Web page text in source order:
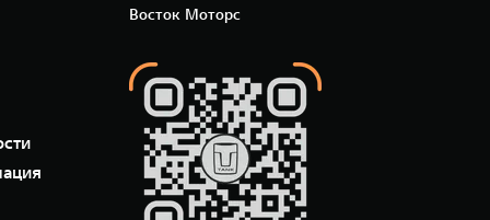
Восток Моторс